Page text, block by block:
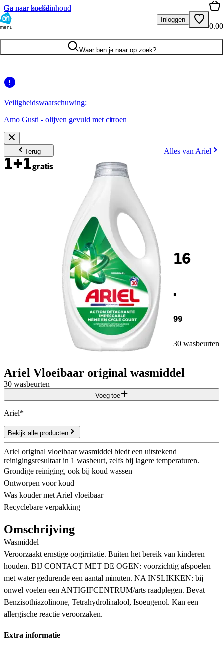
Ga naar hoofdinhoud
Ga naar zoeken
menu
Inloggen
0.00
Waar ben je naar op zoek?
Veiligheidswaarschuwing:
Amo Gusti - olijven gevuld met citroen
Terug Alles van Ariel
1+1gratis
16
.
99
30 wasbeurten
Ariel Vloeibaar original wasmiddel
30 wasbeurten
Voeg toe
Ariel*
Bekijk alle producten
Ariel original vloeibaar wasmiddel biedt een uitstekend
reinigingsresultaat in 1 wasbeurt, zelfs bij lagere temperaturen.
Grondige reiniging, ook bij koud wassen
Ontworpen voor koud
Was kouder met Ariel vloeibaar
Recyclebare verpakking
Omschrijving
Wasmiddel
Veroorzaakt ernstige oogirritatie. Buiten het bereik van kinderen
houden. BIJ CONTACT MET DE OGEN: voorzichtig afspoelen
met water gedurende een aantal minuten. NA INSLIKKEN: bij
onwel voelen een ANTIGIFCENTRUM/arts raadplegen. Bevat
Benzisothiazolinone, Tetrahydrolinalool, Isoeugenol. Kan een
allergische reactie veroorzaken.
Extra informatie